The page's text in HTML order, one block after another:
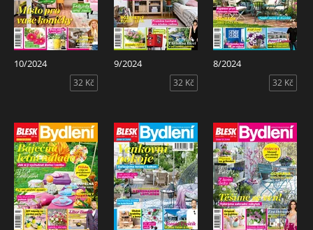
10/2024
32 Kč
9/2024
32 Kč
8/2024
32 Kč